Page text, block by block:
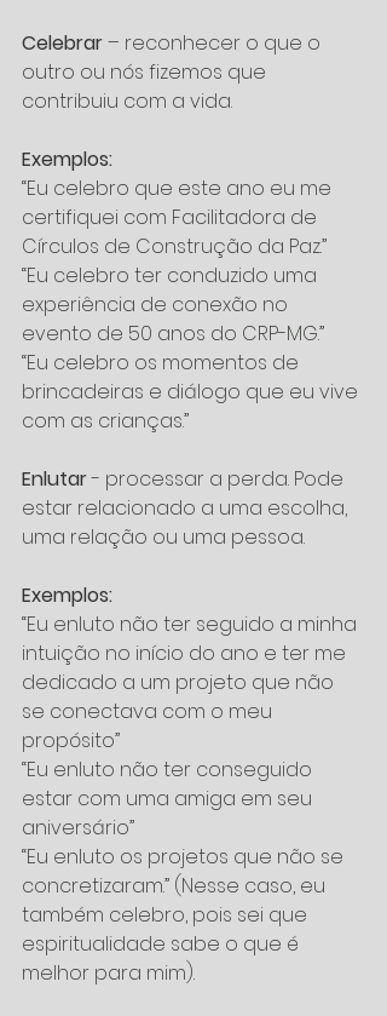
Celebrar – reconhecer o que o
outro ou nós fizemos que
contribuiu com a vida.
Exemplos:
“Eu celebro que este ano eu me
certifiquei com Facilitadora de
Círculos de Construção da Paz.”
“Eu celebro ter conduzido uma
experiência de conexão no
evento de 50 anos do CRP-MG.”
“Eu celebro os momentos de
brincadeiras e diálogo que eu vive
com as crianças.”
Enlutar - processar a perda. Pode
estar relacionado a uma escolha,
uma relação ou uma pessoa.
Exemplos:
“Eu enluto não ter seguido a minha
intuição no início do ano e ter me
dedicado a um projeto que não
se conectava com o meu
propósito”
“Eu enluto não ter conseguido
estar com uma amiga em seu
aniversário”
“Eu enluto os projetos que não se
concretizaram.” (Nesse caso, eu
também celebro, pois sei que
espiritualidade sabe o que é
melhor para mim).